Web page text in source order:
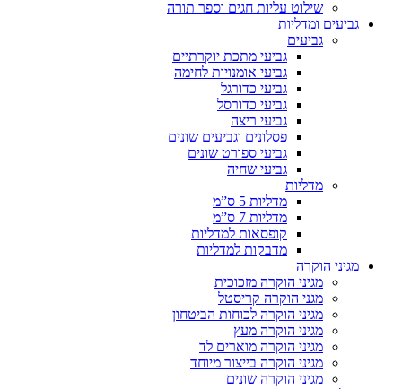
שילוט עליות חגים וספר תורה
גביעים ומדליות
גביעים
גביעי מתכת יוקרתיים
גביעי אומנויות לחימה
גביעי כדורגל
גביעי כדורסל
גביעי ריצה
פסלונים וגביעים שונים
גביעי ספורט שונים
גביעי שחיה
מדליות
מדליות 5 ס”מ
מדליות 7 ס”מ
קופסאות למדליות
מדבקות למדליות
מגיני הוקרה
מגיני הוקרה מזכוכית
מגני הוקרה קריסטל
מגיני הוקרה לכוחות הביטחון
מגיני הוקרה מעץ
מגיני הוקרה מוארים לד
מגיני הוקרה בייצור מיוחד
מגיני הוקרה שונים